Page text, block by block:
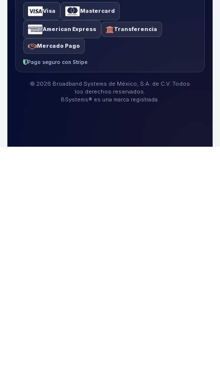
Visa Mastercard
American Express Transferencia
Mercado Pago
Pago seguro con Stripe
© 2026 Broadband Systems de México, S.A. de C.V. Todos
los derechos reservados.
BSystems® es una marca registrada.